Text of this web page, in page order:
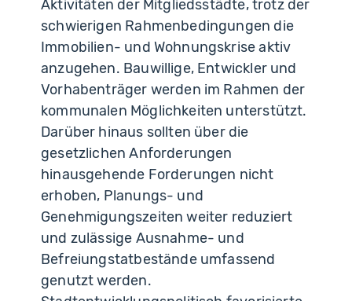
Aktivitäten der Mitgliedsstädte, trotz der
schwierigen Rahmenbedingungen die
Immobilien- und Wohnungskrise aktiv
anzugehen. Bauwillige, Entwickler und
Vorhabenträger werden im Rahmen der
kommunalen Möglichkeiten unterstützt.
Darüber hinaus sollten über die
gesetzlichen Anforderungen
hinausgehende Forderungen nicht
erhoben, Planungs- und
Genehmigungszeiten weiter reduziert
und zulässige Ausnahme- und
Befreiungstatbestände umfassend
genutzt werden.